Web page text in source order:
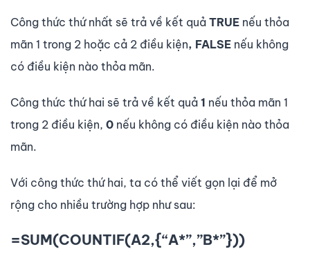
Công thức thứ nhất sẽ trả về kết quả TRUE nếu thỏa
mãn 1 trong 2 hoặc cả 2 điều kiện, FALSE nếu không
có điều kiện nào thỏa mãn.
Công thức thứ hai sẽ trả về kết quả 1 nếu thỏa mãn 1
trong 2 điều kiện, 0 nếu không có điều kiện nào thỏa
mãn.
Với công thức thứ hai, ta có thể viết gọn lại để mở
rộng cho nhiều trường hợp như sau:
=SUM(COUNTIF(A2,{“A*”,”B*”}))